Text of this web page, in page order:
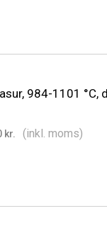
984-1101 °C,
kr. (inkl. moms)